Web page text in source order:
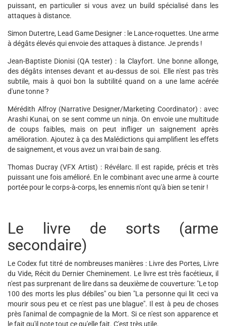
puissant, en particulier si vous avez un build spécialisé dans les
attaques à distance.
Simon Dutertre, Lead Game Designer : le Lance-roquettes. Une arme
à dégâts élevés qui envoie des attaques à distance. Je prends !
Jean-Baptiste Dionisi (QA tester) : la Clayfort. Une bonne allonge,
des dégâts intenses devant et au-dessus de soi. Elle n'est pas très
subtile, mais à quoi bon la subtilité quand on a une lame acérée
d'une tonne ?
Mérédith Alfroy (Narrative Designer/Marketing Coordinator) : avec
Arashi Kunai, on se sent comme un ninja. On envoie une multitude
de coups faibles, mais on peut infliger un saignement après
amélioration. Ajoutez à ça des Malédictions qui amplifient les effets
de saignement, et vous avez un vrai bain de sang.
Thomas Ducray (VFX Artist) : Révélarc. Il est rapide, précis et très
puissant une fois amélioré. En le combinant avec une arme à courte
portée pour le corps-à-corps, les ennemis n'ont qu'à bien se tenir !
Le livre de sorts (arme
secondaire)
Le Codex fut titré de nombreuses manières : Livre des Portes, Livre
du Vide, Récit du Dernier Cheminement. Le livre est très facétieux, il
n'est pas surprenant de lire dans sa deuxième de couverture: "Le top
100 des morts les plus débiles" ou bien "La personne qui lit ceci va
mourir sous peu et ce n'est pas une blague". Il est à peu de choses
près l'animal de compagnie de la Mort. Si ce n'est son apparence et
le fait qu'il note tout ce qu'elle fait. C'est très utile.